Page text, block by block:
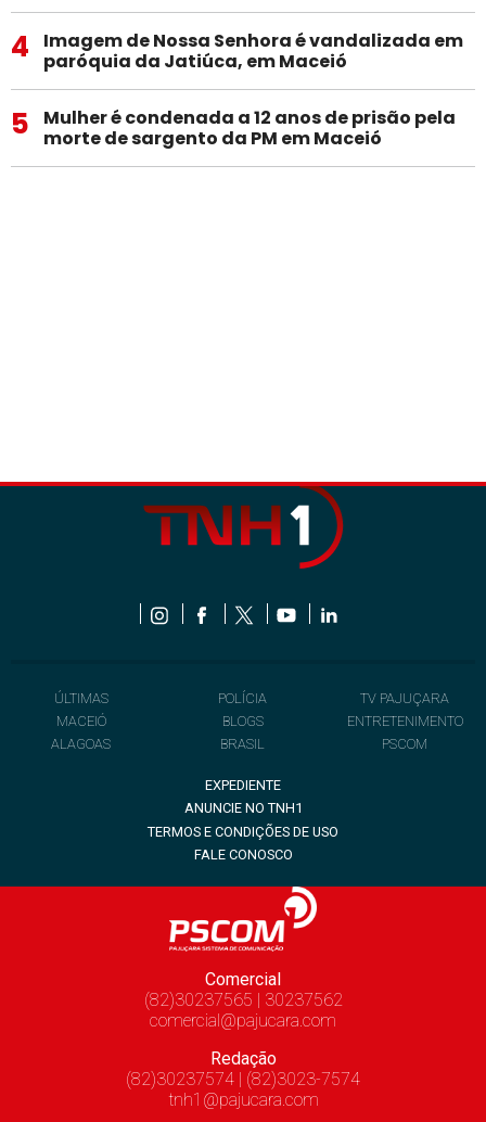
4
Imagem de Nossa Senhora é vandalizada em
paróquia da Jatiúca, em Maceió
5
Mulher é condenada a 12 anos de prisão pela
morte de sargento da PM em Maceió
ÚLTIMAS
MACEIÓ
ALAGOAS
POLÍCIA
BLOGS
BRASIL
TV PAJUÇARA
ENTRETENIMENTO
PSCOM
EXPEDIENTE
ANUNCIE NO TNH1
TERMOS E CONDIÇÕES DE USO
FALE CONOSCO
Comercial
(82)30237565 | 30237562
comercial@pajucara.com
Redação
(82)30237574 | (82)3023-7574
tnh1@pajucara.com